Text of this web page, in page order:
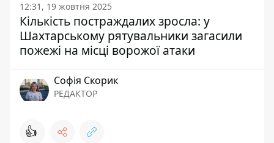
12:31, 19 жовтня 2025
Кількість постраждалих зросла: у
Шахтарському рятувальники загасили
пожежі на місці ворожої атаки
Софія Скорик
РЕДАКТОР
👍